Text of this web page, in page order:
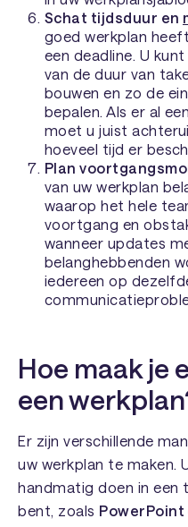
Schat tijdsduur en
goed werkplan
een deadline. U
van de duur van
bouwen en zo de
bepalen. Als er al
moet u juist
hoeveel tijd er
Plan
van uw werkplan
waarop het hele
voortgang en
wanneer updates
belanghebbenden
iedereen op
Hoe maak je
een
Er zijn verschillende
uw werkplan te maken.
handmatig doen in een
bent, zoals PowerPoint